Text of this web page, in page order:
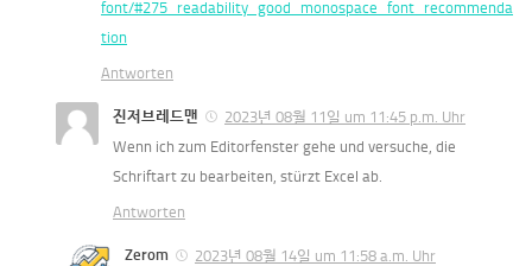
font/#275_readability_good_monospace_font_recommenda
tion
Antworten
진저브레드맨
2023년 08월 11일 um 11:45 p.m. Uhr
Wenn ich zum Editorfenster gehe und versuche, die
Schriftart zu bearbeiten, stürzt Excel ab.
Antworten
Zerom
2023년 08월 14일 um 11:58 a.m. Uhr